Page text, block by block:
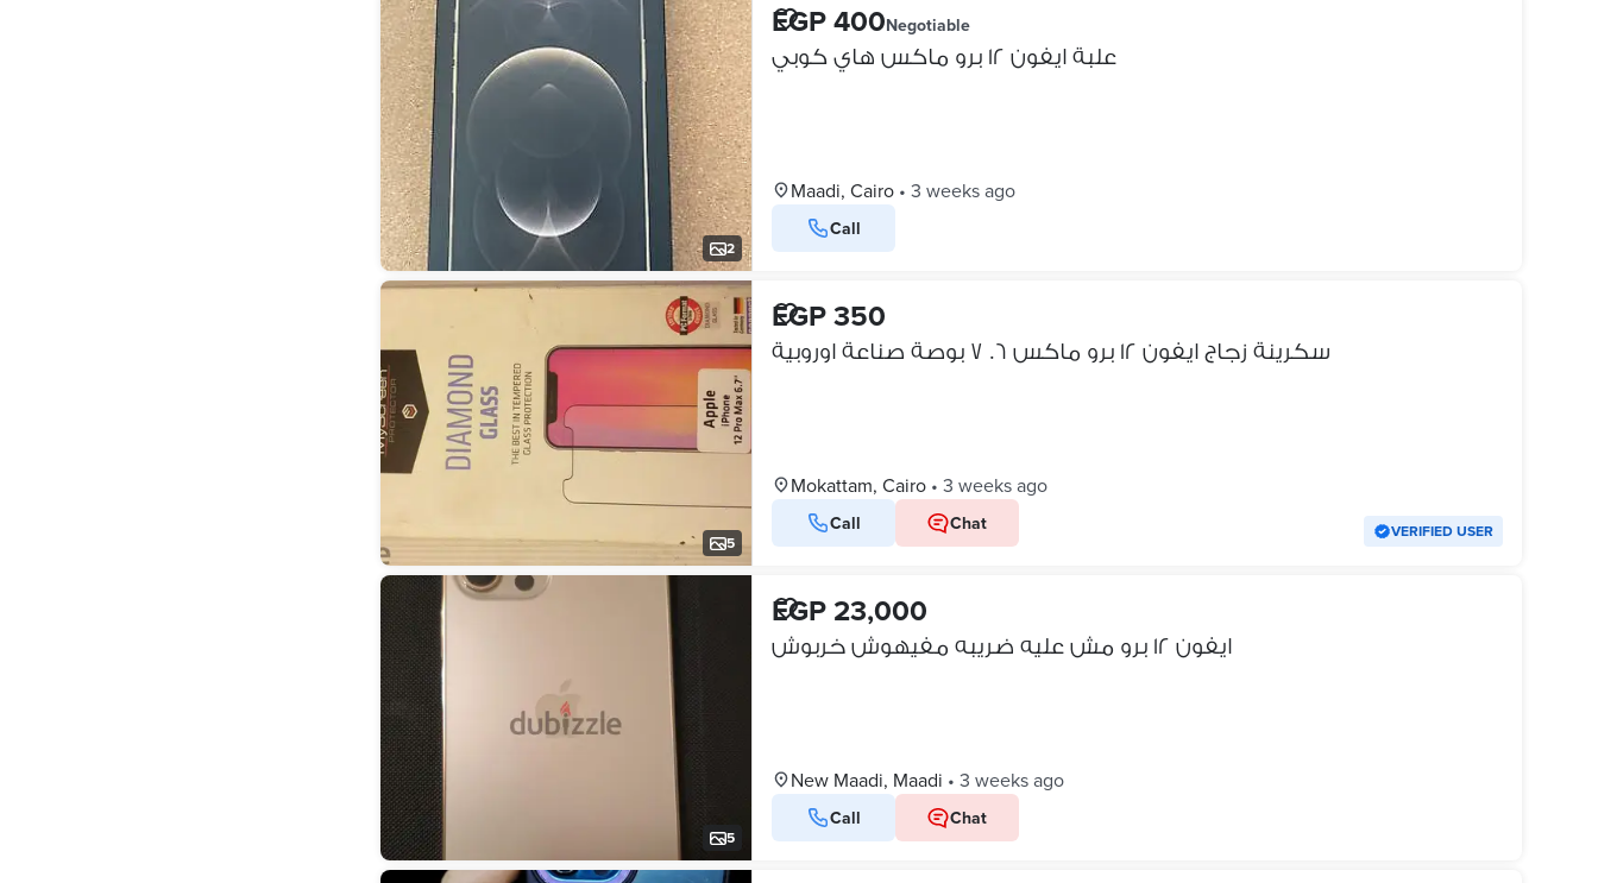
2
EGP 400Negotiable
علبة ايفون ١٢ برو ماكس هاي كوبي
Maadi, Cairo • 3 weeks ago
Call
5
EGP 350
سكرينة زجاج ايفون ١٢ برو ماكس ٦. ٧ بوصة صناعة اوروبية
Mokattam, Cairo • 3 weeks ago
Call Chat VERIFIED USER
5
EGP 23,000
ايفون ١٢ برو مش عليه ضريبه مفيهوش خربوش
New Maadi, Maadi • 3 weeks ago
Call Chat